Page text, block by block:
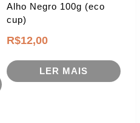
Alho Negro 100g (eco
cup)
R$12,00
LER MAIS